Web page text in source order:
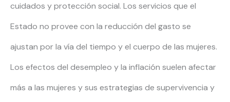
cuidados y protección social. Los servicios que el
Estado no provee con la reducción del gasto se
ajustan por la vía del tiempo y el cuerpo de las mujeres.
Los efectos del desempleo y la inflación suelen afectar
más a las mujeres y sus estrategias de supervivencia y